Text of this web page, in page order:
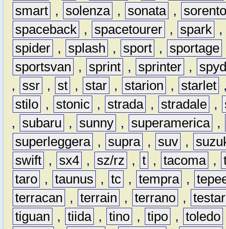
smart , solenza , sonata ,
spaceback , spacetourer , spark ,
spider , splash , sport , sportage
sportsvan
, sprint , sprinter ,
,
ssr , st , star , starion , starlet
stilo , stonic , strada , stradale ,
,
subaru , sunny , superamerica ,
superleggera , supra , suv ,
swift , sx4 , sz/rz , t , tacoma ,
taro , taunus , tc , tempra ,
terracan
, terrain , terrano ,
tiguan
, tiida , tino , tipo , toledo